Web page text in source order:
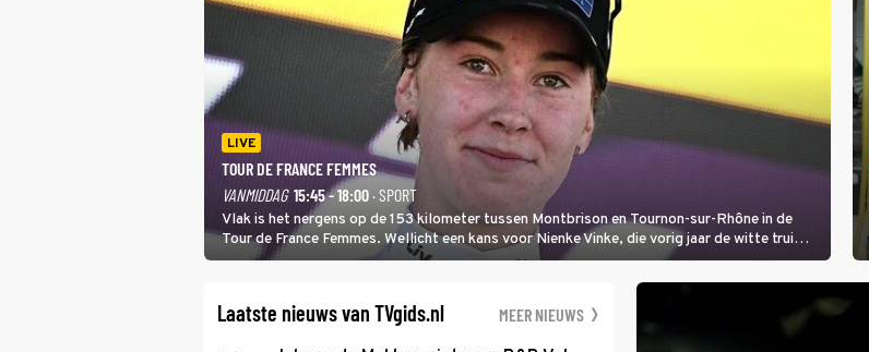
LIVE
TOUR DE FRANCE FEMMES
VANMIDDAG 15:45 - 18:00 · SPORT
Vlak is het nergens op de 153 kilometer tussen Montbrison en Tournon-sur-Rhône in de
Tour de France Femmes. Wellicht een kans voor Nienke Vinke, die vorig jaar de witte trui
won.
Laatste nieuws van TVgids.nl MEER NIEUWS